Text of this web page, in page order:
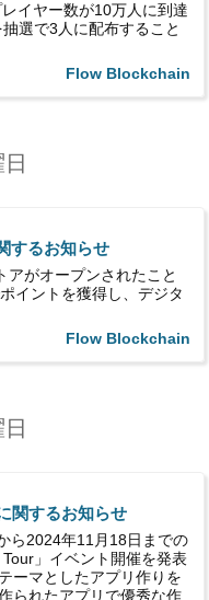
イヤー数が10万人に到達
選で3人に配布すること
Flow Blockchain
するお知らせ
がオープンされたこと
イントを獲得し、デジタ
Flow Blockchain
関するお知らせ
ら2024年11月18日までの
」イベント開催を発表
ーマとしたアプリ作りを
られたアプリで優秀な作